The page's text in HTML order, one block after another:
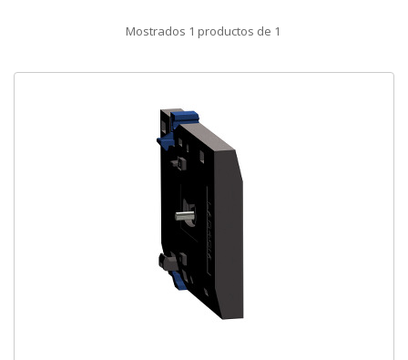
Mostrados 1 productos de 1